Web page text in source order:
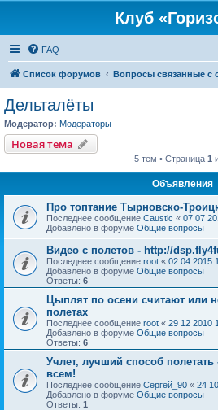
Клуб
FAQ
Список форумов Вопросы связанные с
Дельталёты
Модератор: Модераторы
Новая тема
5 тем • Страница 1
Объявления
Про топтание Тырновско-
Последнее сообщение Caustic « 07 07
Добавлено в форуме Общие вопросы
Видео с полетов - http://
Последнее сообщение root « 02 04 2015
Добавлено в форуме Общие вопросы
Ответы: 6
Цыплят по осени считают или
полетах
Последнее сообщение root « 29 12 2010
Добавлено в форуме Общие вопросы
Ответы: 6
Учлет, лучший способ полетать
всем!
Последнее сообщение Сергей_90 « 24
Добавлено в форуме Общие вопросы
Ответы: 1